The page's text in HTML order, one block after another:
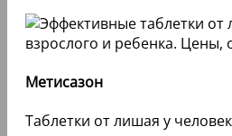
Метисазон
Таблетки от лишая у